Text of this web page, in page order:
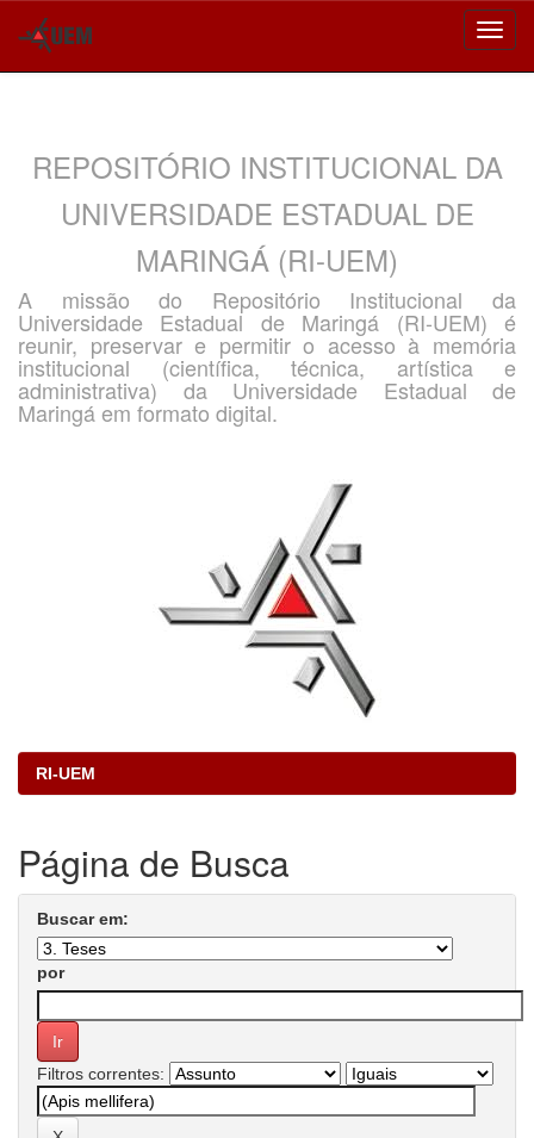
REPOSITÓRIO INSTITUCIONAL DA
UNIVERSIDADE ESTADUAL DE
MARINGÁ (RI-UEM)
A missão do Repositório Institucional da
Universidade Estadual de Maringá (RI-UEM) é
reunir, preservar e permitir o acesso à memória
institucional (científica, técnica, artística e
administrativa) da Universidade Estadual de
Maringá em formato digital.
RI-UEM
Página de Busca
Buscar em:
por
Filtros correntes: